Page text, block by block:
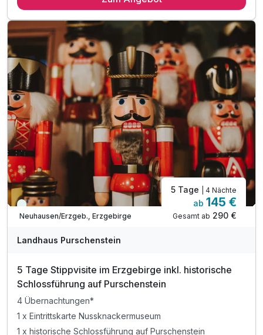
- vielseitige Saunalandschaft in der Silbertherme
& liebevoll gestaltete Ruhebereiche & Liegewiese
inkl. Parkplatz am Hotel
inkl. W-LAN
Viele Termine frei
Neuhausen/Erzgeb., Erzgebirge
5 Tage | 4 Nächte
ab 145 €
Gesamt ab 290 €
Landhaus Purschenstein
5 Tage Stippvisite im Erzgebirge inkl. historische
Schlossführung auf Purschenstein
4 Übernachtungen*
1 x Eintrittskarte Nussknackermuseum
1 x historische Schlossführung auf Purschenstein